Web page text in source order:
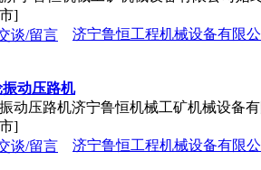
]
济宁鲁恒工程机械设备有限公
动压路机
动压路机济宁鲁恒机械工矿机械设备
]
济宁鲁恒工程机械设备有限公